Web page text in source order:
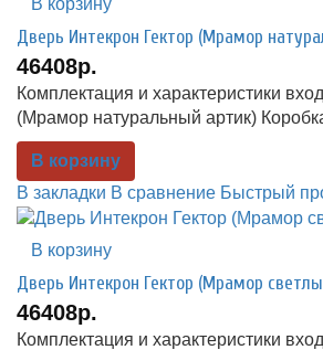
В корзину
Дверь Интекрон Гектор (Мрамор
46408р.
Комплектация и характеристики
(Мрамор натуральный артик)
В корзину
В закладки В сравнение Быстрый
В корзину
Дверь Интекрон Гектор (Мрамор
46408р.
Комплектация и характеристики